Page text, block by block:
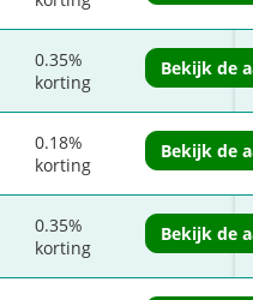
0.35%
korting
Bekijk de
0.18%
korting
Bekijk de
0.35%
korting
Bekijk de